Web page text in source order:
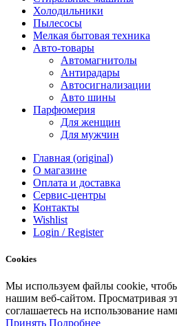
Холодильники
Пылесосы
Мелкая бытовая техника
Авто-товары
Автомагнитолы
Антирадары
Автосигнализации
Авто шины
Парфюмерия
Для женщин
Для мужчин
Главная (original)
О магазине
Оплата и доставка
Сервис-центры
Контакты
Wishlist
Login / Register
Cookies
Мы используем файлы cookie,
нашим веб-сайтом. Просматривая
соглашаетесь на использование
Принять Подробнее